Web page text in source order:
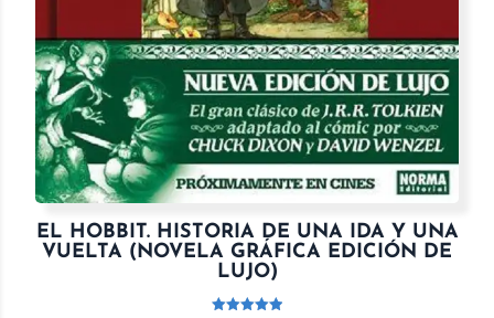
EL HOBBIT. HISTORIA DE UNA IDA Y UNA
VUELTA (NOVELA GRÁFICA EDICIÓN DE
LUJO)